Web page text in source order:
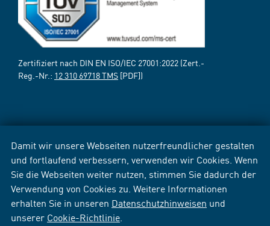
Damit wir unsere Webseiten nutzerfreundlicher gestalten
und fortlaufend verbessern, verwenden wir Cookies. Wenn
Sie die Webseiten weiter nutzen, stimmen Sie dadurch der
Verwendung von Cookies zu. Weitere Informationen
erhalten Sie in unseren Datenschutzhinweisen und
unserer Cookie-Richtlinie
Zertifiziert nach DIN EN ISO/IEC 27001:2022 (Zert.-
Reg.-Nr.: 12 310 69718 TMS [PDF])